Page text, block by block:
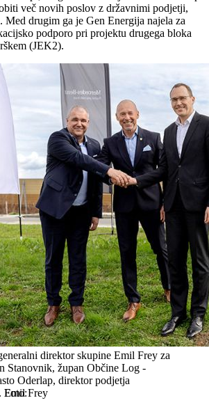
več novih poslov z državnimi podjetji,
Med drugim ga je Gen Energija najela za
podporo pri projektu drugega bloka
(JEK2).
direktor skupine Emil Frey za
Stanovnik, župan Občine Log -
Oderlap, direktor podjetja
Emil Frey